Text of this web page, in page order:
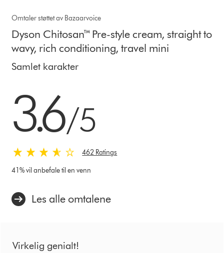
Omtaler støttet av Bazaarvoice
Dyson Chitosan™ Pre-style cream, straight to
wavy, rich conditioning, travel mini
Samlet karakter
3.6/5
462 Ratings
41% vil anbefale til en venn
Les alle omtalene
Virkelig genialt!